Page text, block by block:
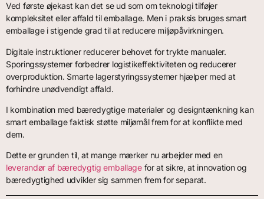
Ved første øjekast kan det se ud som om teknologi tilføjer
kompleksitet eller affald til emballage. Men i praksis bruges smart
emballage i stigende grad til at reducere miljøpåvirkningen.
Digitale instruktioner reducerer behovet for trykte manualer.
Sporingssystemer forbedrer logistikeffektiviteten og reducerer
overproduktion. Smarte lagerstyringssystemer hjælper med at
forhindre unødvendigt affald.
I kombination med bæredygtige materialer og designtænkning kan
smart emballage faktisk støtte miljømål frem for at konflikte med
dem.
Dette er grunden til, at mange mærker nu arbejder med en
leverandør af bæredygtig emballagefor at sikre, at innovation og
bæredygtighed udvikler sig sammen frem for separat.